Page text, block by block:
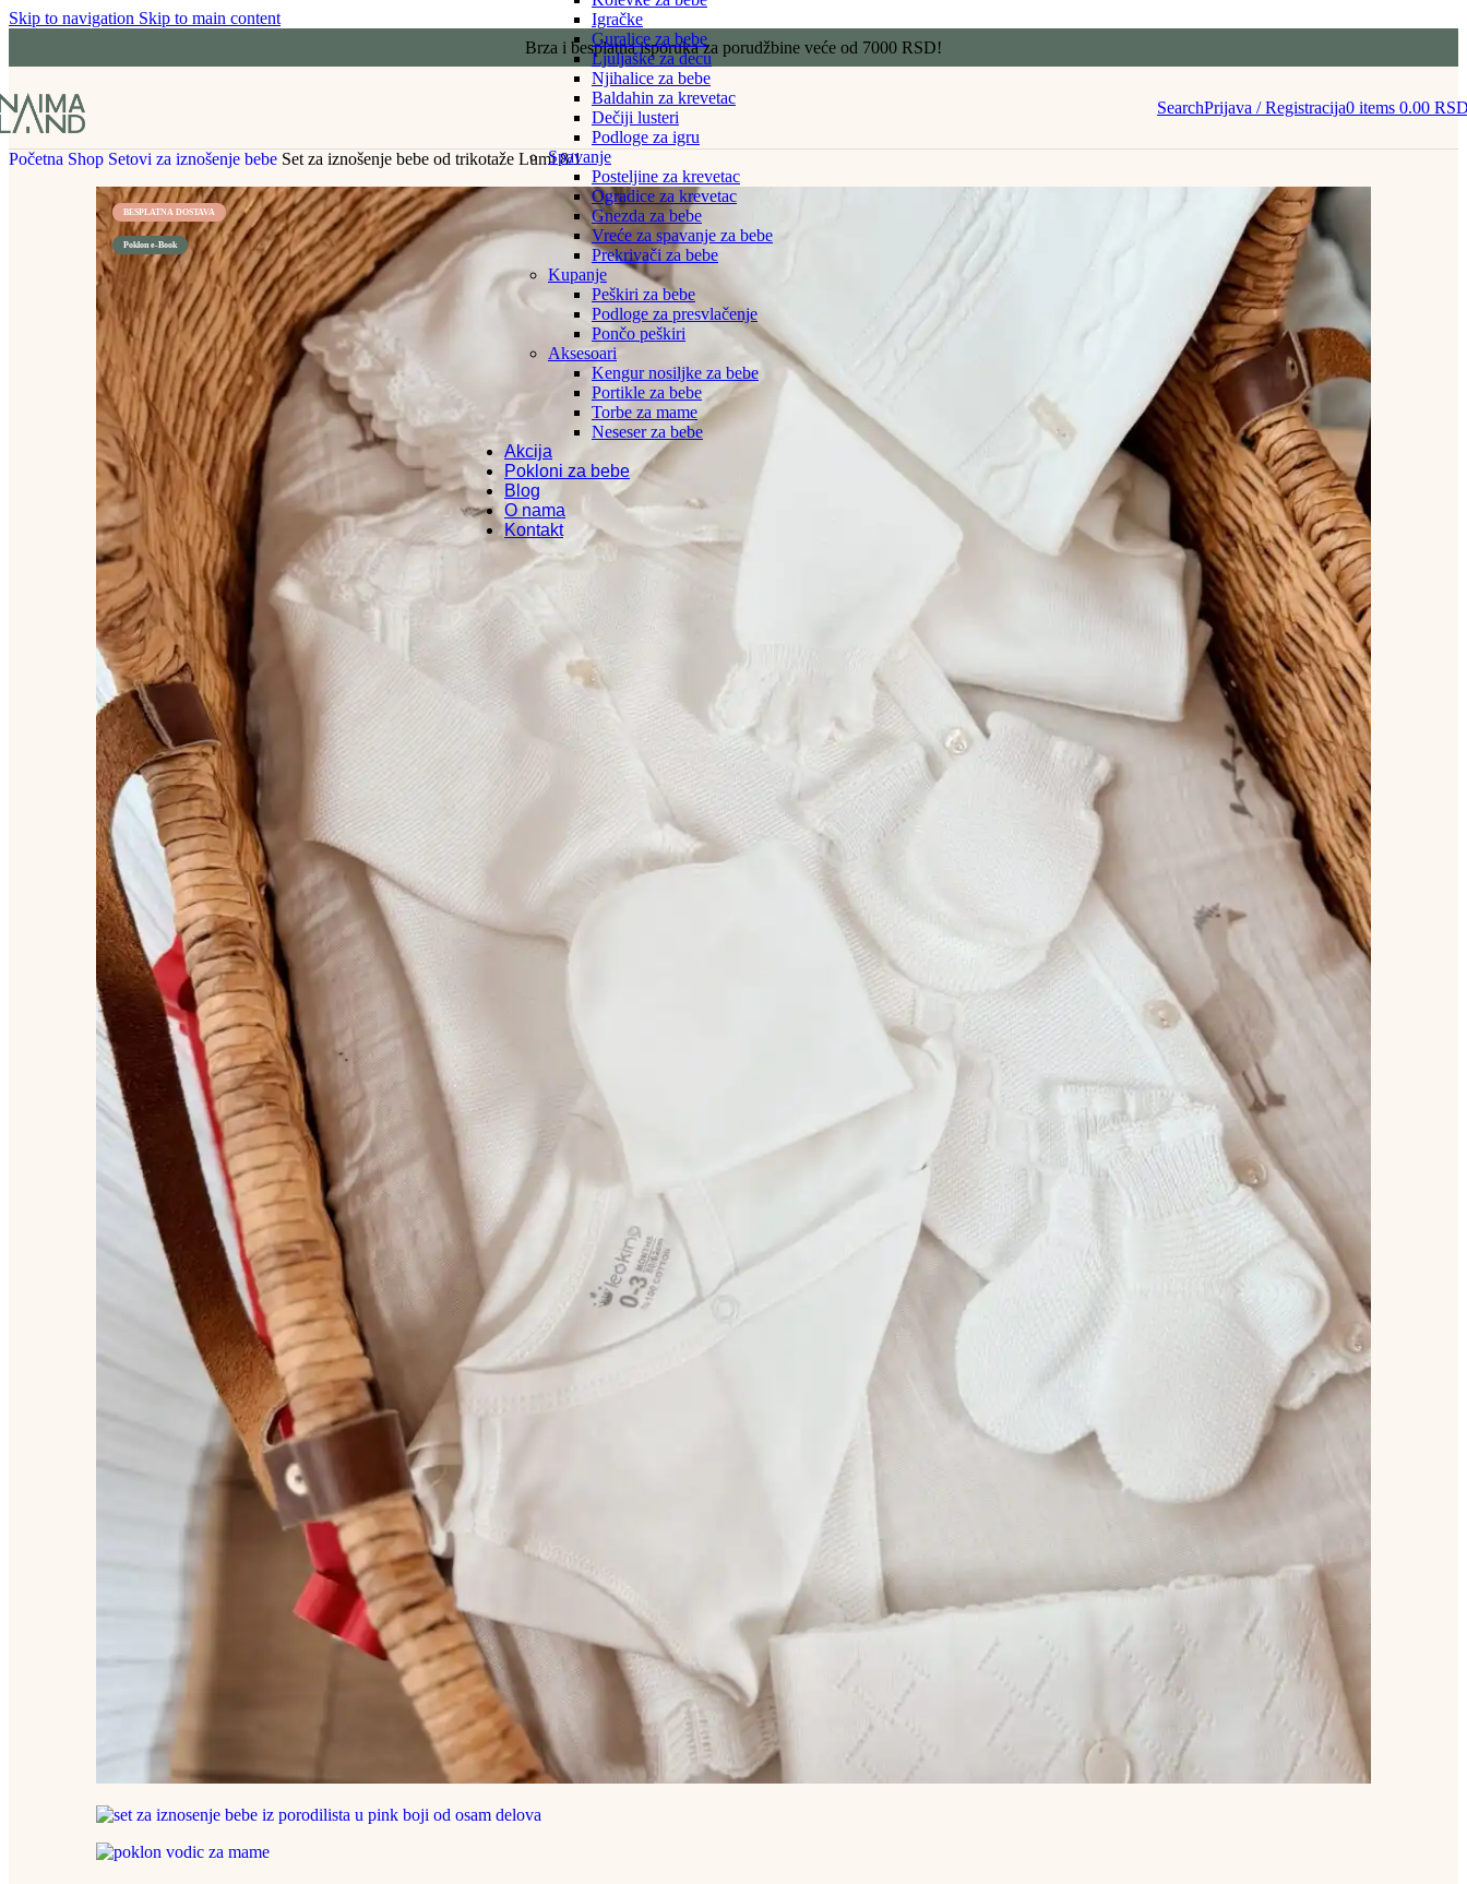
Skip to navigation Skip to main content
Brza i besplatna isporuka za porudžbine veće od 7000 RSD!
Igračke
Guralice za bebe
Ljuljaške za decu
Njihalice za bebe
Baldahin za krevetac
Dečiji lusteri
Podloge za igru
Spavanje
Posteljine za krevetac
Ogradice za krevetac
Gnezda za bebe
Vreće za spavanje za bebe
Prekrivači za bebe
Kupanje
Peškiri za bebe
Podloge za presvlačenje
Pončo peškiri
Aksesoari
Kengur nosiljke za bebe
Portikle za bebe
Torbe za mame
Neseser za bebe
Akcija
Pokloni za bebe
Blog
O nama
Kontakt
SearchPrijava / Registracija0 items 0.00
Početna Shop Setovi za iznošenje bebe Set za iznošenje bebe od trikotaže Lumi 8/1
BESPLATNA DOSTAVA
Poklon e-Book